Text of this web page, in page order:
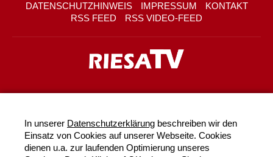
DATENSCHUTZHINWEIS IMPRESSUM
KONTAKT
RSS FEED
RSS VIDEO-FEED
In unserer Datenschutzerklärung beschreiben wir den
Einsatz von Cookies auf unserer Webseite. Cookies
dienen u.a. zur laufenden Optimierung unseres